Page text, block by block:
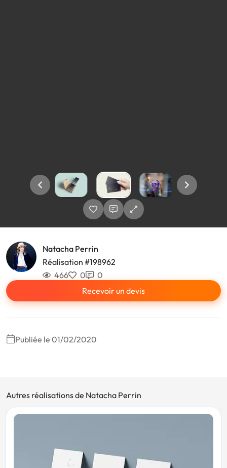
Natacha Perrin
Réalisation #198962
466
0
0
Recevoir un devis
Publiée le 01/02/2020
Autres réalisations de Natacha Perrin